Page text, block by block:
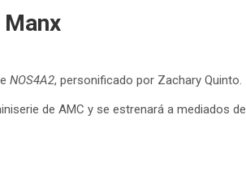
NOS4A2, personificado por Zachary Quinto.
de AMC y se estrenará a mediados de